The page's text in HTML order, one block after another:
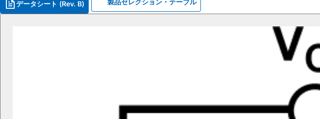
データシート (Rev. B) 製品セレクション・テーブル